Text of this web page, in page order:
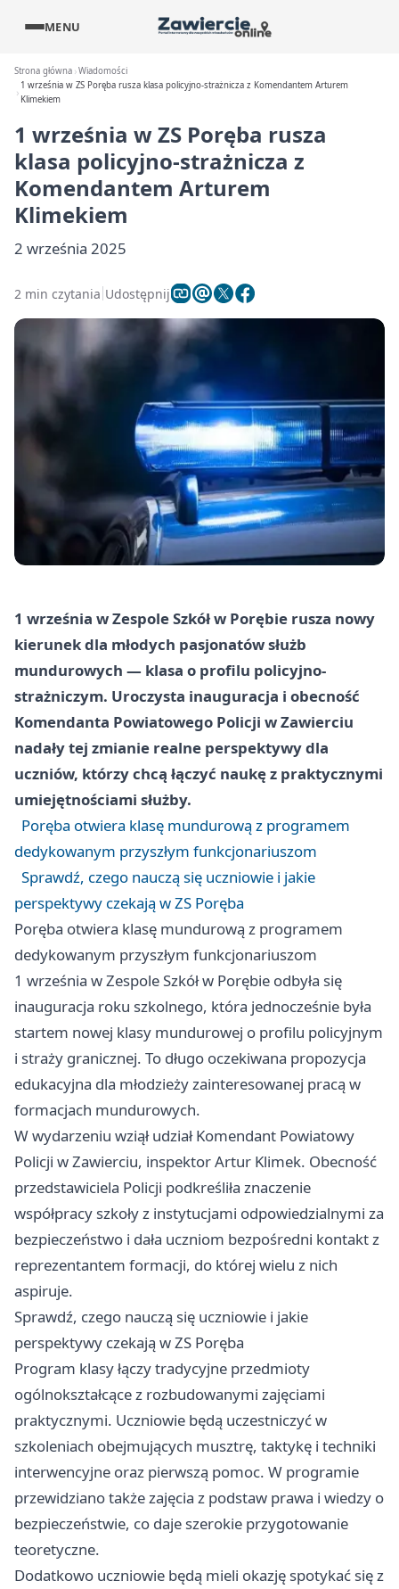
MENU
Strona główna Wiadomości
1 września w ZS Poręba rusza klasa policyjno-strażnicza z Komendantem Arturem
Klimekiem
1 września w ZS Poręba rusza
klasa policyjno-strażnicza z
Komendantem Arturem
Klimekiem
2 września 2025
2 min czytania Udostępnij
1 września w Zespole Szkół w Porębie rusza nowy
kierunek dla młodych pasjonatów służb
mundurowych — klasa o profilu policyjno-
strażniczym. Uroczysta inauguracja i obecność
Komendanta Powiatowego Policji w Zawierciu
nadały tej zmianie realne perspektywy dla
uczniów, którzy chcą łączyć naukę z praktycznymi
umiejętnościami służby.
Poręba otwiera klasę mundurową z programem
dedykowanym przyszłym funkcjonariuszom
Sprawdź, czego nauczą się uczniowie i jakie
perspektywy czekają w ZS Poręba
Poręba otwiera klasę mundurową z programem
dedykowanym przyszłym funkcjonariuszom
1 września w Zespole Szkół w Porębie odbyła się
inauguracja roku szkolnego, która jednocześnie była
startem nowej klasy mundurowej o profilu policyjnym
i straży granicznej. To długo oczekiwana propozycja
edukacyjna dla młodzieży zainteresowanej pracą w
formacjach mundurowych.
W wydarzeniu wziął udział Komendant Powiatowy
Policji w Zawierciu, inspektor Artur Klimek. Obecność
przedstawiciela Policji podkreśliła znaczenie
współpracy szkoły z instytucjami odpowiedzialnymi za
bezpieczeństwo i dała uczniom bezpośredni kontakt z
reprezentantem formacji, do której wielu z nich
aspiruje.
Sprawdź, czego nauczą się uczniowie i jakie
perspektywy czekają w ZS Poręba
Program klasy łączy tradycyjne przedmioty
ogólnokształcące z rozbudowanymi zajęciami
praktycznymi. Uczniowie będą uczestniczyć w
szkoleniach obejmujących musztrę, taktykę i techniki
interwencyjne oraz pierwszą pomoc. W programie
przewidziano także zajęcia z podstaw prawa i wiedzy o
bezpieczeństwie, co daje szerokie przygotowanie
teoretyczne.
Dodatkowo uczniowie będą mieli okazję spotykać się z